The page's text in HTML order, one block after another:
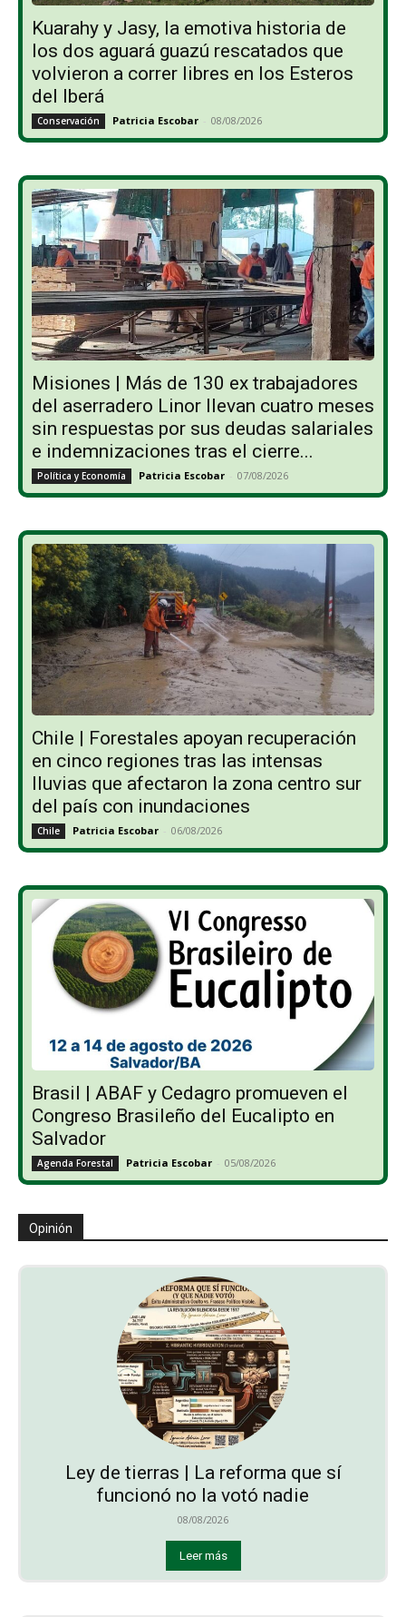
Kuarahy y Jasy, la emotiva historia de
los dos aguará guazú rescatados que
volvieron a correr libres en los Esteros
del Iberá
Conservación Patricia Escobar - 08/08/2026
Misiones | Más de 130 ex trabajadores
del aserradero Linor llevan cuatro meses
sin respuestas por sus deudas salariales
e indemnizaciones tras el cierre...
Política y Economía Patricia Escobar - 07/08/2026
Chile | Forestales apoyan recuperación
en cinco regiones tras las intensas
lluvias que afectaron la zona centro sur
del país con inundaciones
Chile Patricia Escobar - 06/08/2026
Brasil | ABAF y Cedagro promueven el
Congreso Brasileño del Eucalipto en
Salvador
Agenda Forestal Patricia Escobar - 05/08/2026
Opinión
Ley de tierras | La reforma que sí
funcionó no la votó nadie
08/08/2026
Leer más